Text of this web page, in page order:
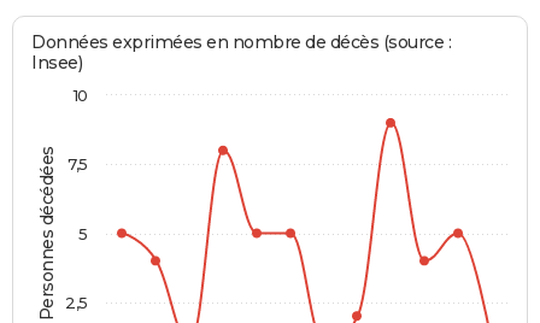
Personnes décédées
Données exprimées en nombre de décès (source :
Insee)
2,5
5
7,5
10